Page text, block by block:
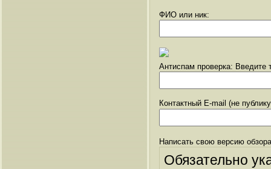
ФИО или ник:
Антиспам проверка: Введите
Контактный E-mail (не
Написать свою версию
Обязательно